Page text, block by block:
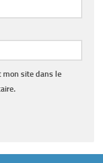
mon site dans le